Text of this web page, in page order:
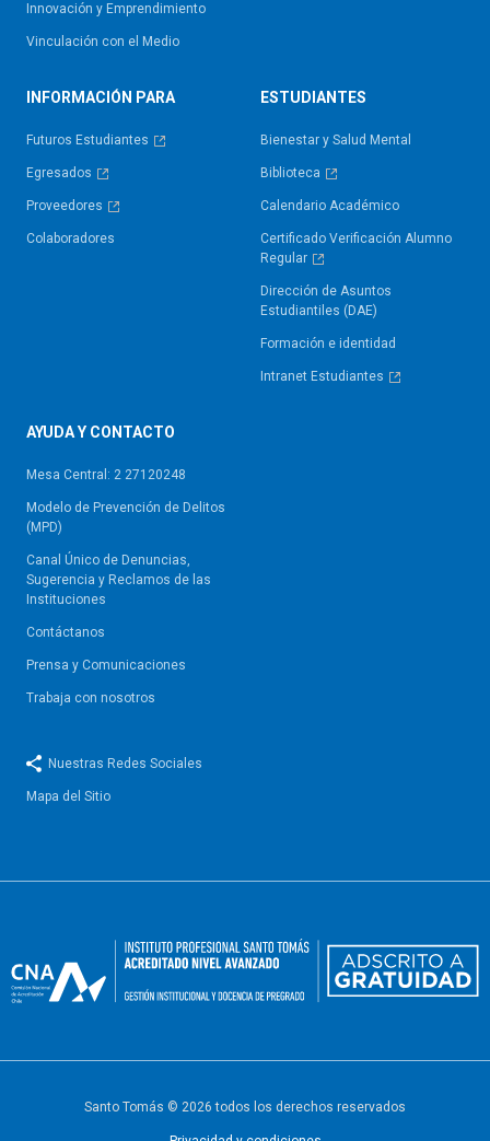
Innovación y Emprendimiento
Vinculación con el Medio
INFORMACIÓN PARA
Futuros Estudiantes
Egresados
Proveedores
Colaboradores
ESTUDIANTES
Bienestar y Salud Mental
Biblioteca
Calendario Académico
Certificado Verificación Alumno
Regular
Dirección de Asuntos
Estudiantiles (DAE)
Formación e identidad
Intranet Estudiantes
AYUDA Y CONTACTO
Mesa Central: 2 27120248
Modelo de Prevención de Delitos
(MPD)
Canal Único de Denuncias,
Sugerencia y Reclamos de las
Instituciones
Contáctanos
Prensa y Comunicaciones
Trabaja con nosotros
Nuestras Redes Sociales
Mapa del Sitio
Santo Tomás © 2026 todos los derechos reservados